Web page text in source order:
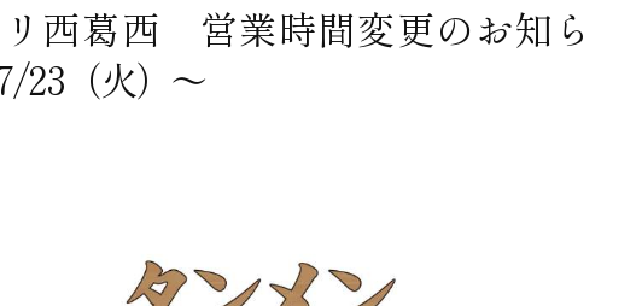
リ西葛西 営業時間変更のお知ら
（火）～